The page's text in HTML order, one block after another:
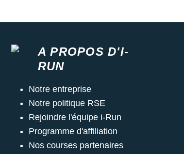
A PROPOS D'I-
RUN
Notre entreprise
Notre politique RSE
Rejoindre l'équipe i-Run
Programme d'affiliation
Nos courses partenaires